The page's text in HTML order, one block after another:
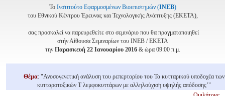
Το Ινστιτούτο Εφαρμοσμένων Βιοεπιστημών (ΙΝΕΒ)
του Εθνικού Κέντρου Έρευνας και Τεχνολογικής Ανάπτυξης (ΕΚΕΤΑ),
σας προσκαλεί να παρευρεθείτε στo σεμινάριο που θα πραγματοποιηθεί
στήν Αίθουσα Σεμιναρίων του ΙΝΕΒ / ΕΚΕΤΑ
την Παρασκευή 22 Ιανουαρίου 2016 & ώρα 09:00 π.μ.
Θέμα: "Ανοσογενετική ανάλυση του ρεπερτορίου του Τα κυτταρικού υποδοχέα των
κυτταροτοξικών Τ λεμφοκυττάρων με αλληλούχιση υψηλής απόδοσης’"